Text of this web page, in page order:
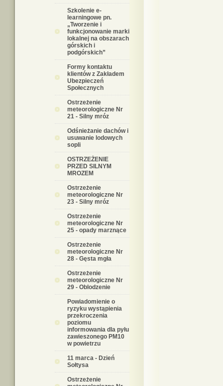
Szkolenie e-
learningowe pn.
„Tworzenie i
funkcjonowanie marki
lokalnej na obszarach
górskich i
podgórskich”
Formy kontaktu
klientów z Zakładem
Ubezpieczeń
Społecznych
Ostrzeżenie
meteorologiczne Nr
21 - Silny mróz
Odśnieżanie dachów i
usuwanie lodowych
sopli
OSTRZEŻENIE
PRZED SILNYM
MROZEM
Ostrzeżenie
meteorologiczne Nr
23 - Silny mróz
Ostrzeżenie
meteorologiczne Nr
25 - opady marznące
Ostrzeżenie
meteorologiczne Nr
28 - Gęsta mgła
Ostrzeżenie
meteorologiczne Nr
29 - Oblodzenie
Powiadomienie o
ryzyku wystąpienia
przekroczenia
poziomu
informowania dla pyłu
zawieszonego PM10
w powietrzu
11 marca - Dzień
Sołtysa
Ostrzeżenie